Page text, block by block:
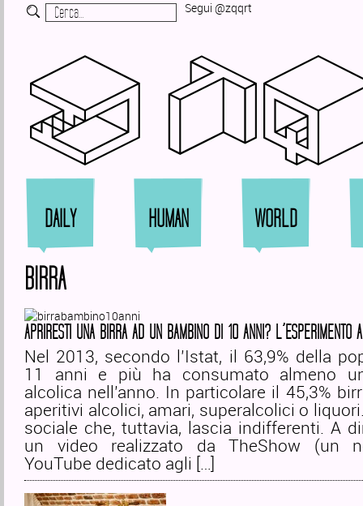
Segui @zqqrt
DAILY HUMAN WORLD
BIRRA
APRIRESTI UNA BIRRA AD UN BAMBINO DI 10 ANNI? L’ESPERIMENTO
Nel 2013, secondo l’Istat, il 63,9% della
11 anni e più ha consumato almeno
alcolica nell’anno. In particolare il 45,3%
aperitivi alcolici, amari, superalcolici o
sociale che, tuttavia, lascia indifferenti. A
un video realizzato da TheShow (un
YouTube dedicato agli […]